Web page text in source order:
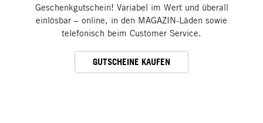
Geschenkgutschein! Variabel im Wert und überall
einlösbar – online, in den MAGAZIN-Läden sowie
telefonisch beim Customer Service.
GUTSCHEINE KAUFEN